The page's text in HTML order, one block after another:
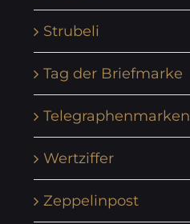
Strubeli
Tag der Briefmarke
Telegraphenmarken
Wertziffer
Zeppelinpost